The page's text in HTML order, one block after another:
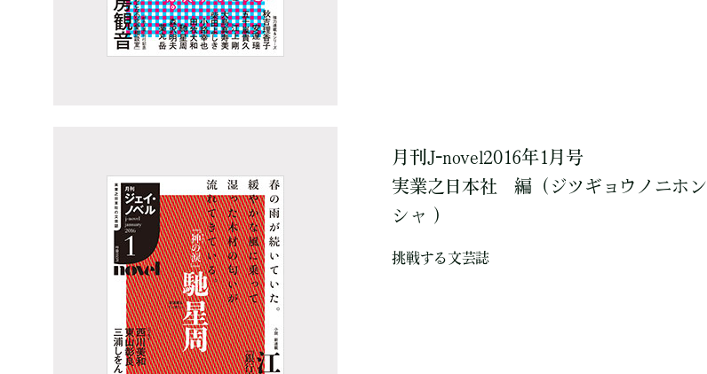
月刊J-novel2016年1月号
実業之日本社
編 （ジツギョウノニホン
シャ ）
挑戦する文芸誌